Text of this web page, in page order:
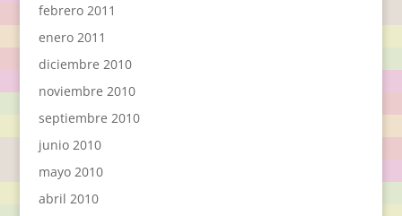
febrero 2011
enero 2011
diciembre 2010
noviembre 2010
septiembre 2010
junio 2010
mayo 2010
abril 2010